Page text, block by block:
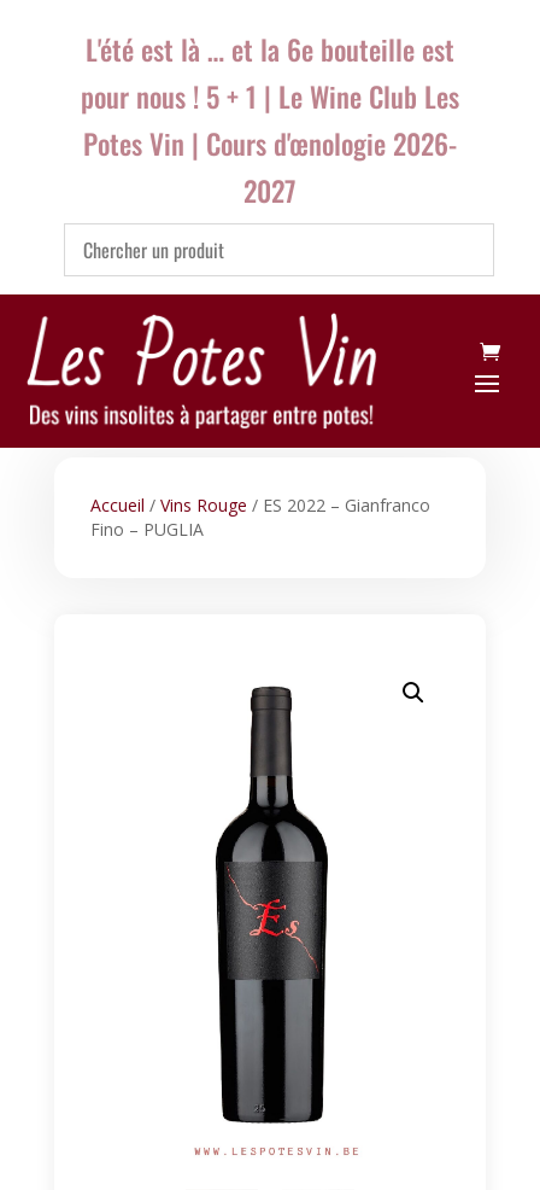
L'été est là … et la 6e bouteille est
pour nous ! 5 + 1 | Le Wine Club Les
Potes Vin | Cours d'œnologie 2026-
2027
Accueil / Vins Rouge / ES 2022 – Gianfranco
Fino – PUGLIA